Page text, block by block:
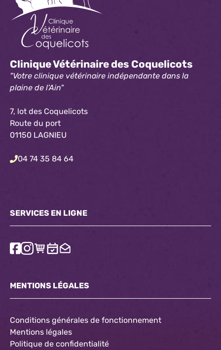
Clinique Vétérinaire des Coquelicots
"Votre clinique vétérinaire indépendante dans la
plaine de l'Ain"
7, lot des Coquelicots
Route du port
01150 LAGNIEU
04 74 35 84 64
SERVICES EN LIGNE
MENTIONS LÉGALES
Conditions générales de fonctionnement
Mentions légales
Politique de confidentialité